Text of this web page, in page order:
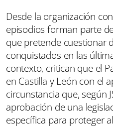
Desde la organización
episodios forman parte
que pretende cuestionar
conquistados en las
contexto, critican que el
en Castilla y León con el
circunstancia que, según
aprobación de una
específica para proteger